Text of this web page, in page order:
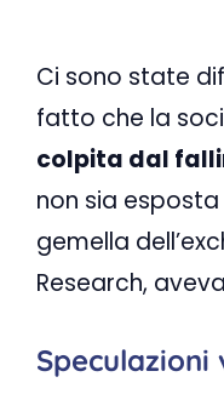
Ci sono state
fatto che la
colpita dal
non sia
gemella
Research,